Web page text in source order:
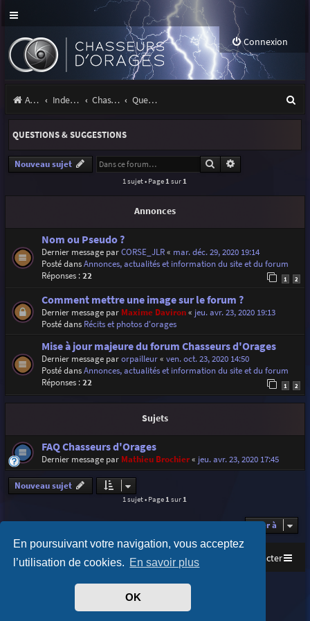
En poursuivant votre navigation, vous acceptez
l’utilisation de cookies. En savoir plus
OK
Connexion
Accueil Index du forum Chasseurs d'Orages Questions & suggestions
e
r
QUESTIONS & SUGGESTIONS
Nouveau sujet Rechercher
1 sujet • Page 1 sur 1
Annonces
Nom ou Pseudo ?
Dernier message parCORSE_JLR« mar. déc. 29, 2020 19:14
Posté dansAnnonces, actualités et information du site et du forum
Réponses :22 1 2
Comment mettre une image sur le forum ?
Dernier message par Maxime Daviron« jeu. avr. 23, 2020 19:13
Posté dans Récits et photos d'orages
Mise à jour majeure du forum Chasseurs d'Orages
Dernier message parorpailleur« ven. oct. 23, 2020 14:50
Posté dansAnnonces, actualités et information du site et du forum
Réponses :22 1 2
Sujets
FAQ Chasseurs d'Orages
Dernier message par Mathieu Brochier« jeu. avr. 23, 2020 17:45
Nouveau sujet
1 sujet • Page1sur1
Aller à
Accueil Index du forum Nous contacter
Purplexion style byIan Bradley
phpBB® Forum Software © phpBB Limited
Traduit parphpBB-fr.com